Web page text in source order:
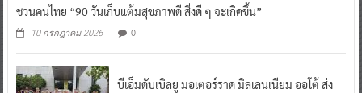
ชวนคนไทย “90 วันเก็บแต้มสุขภาพดี สิ่งดี ๆ จะเกิดขึ้น”
10 กรกฎาคม 2026 0
บีเอ็มดับเบิลยู มอเตอร์ราด มิลเลนเนียม ออโต้ ส่ง